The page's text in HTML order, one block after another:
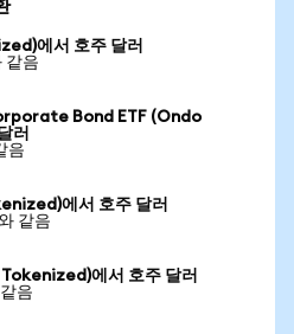
에서 호주 달러
같음
Bond ETF (Ondo
러
음
에서 호주 달러
같음
에서 호주 달러
음